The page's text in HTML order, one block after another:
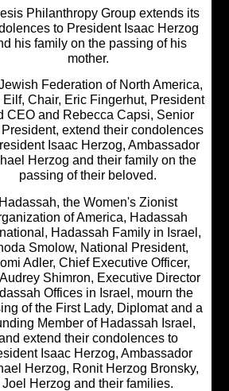
Genesis Philanthropy Group extends
condolences to President Isaac
and his family on the passing of his
The Jewish Federation of North
Mark Eilf, Chair, Eric Fingerhut,
and CEO and Rebecca Capsi,
Vice President, extend their
to President Isaac Herzog,
Michael Herzog and their family on
passing of their beloved.
Hadassah, the Women's Zionist
Organization of America, Hadassah
International, Hadassah Family in
Rhoda Smolow, National
Naomi Adler, Chief Executive
and Audrey Shimron, Executive
Hadassah Offices in Israel, mourn
passing of the First Lady, Diplomat
Founding Member of Hadassah
and extend their condolences to
President Isaac Herzog,
Michael Herzog, Ronit Herzog
Joel Herzog and their families.